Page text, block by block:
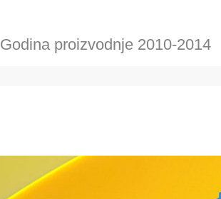
Godina proizvodnje 2010-2014